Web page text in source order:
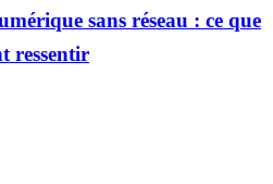
sans réseau : ce que
ressentir